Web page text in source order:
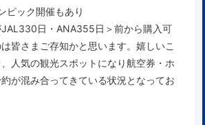
ピック開催もあり
JAL330日 ・ ANA355日 ＞前から購入可
皆さまご存知かと思います。嬉しいこ
人気の観光スポットになり航空券・ホ
が混み合ってきている状況となってお